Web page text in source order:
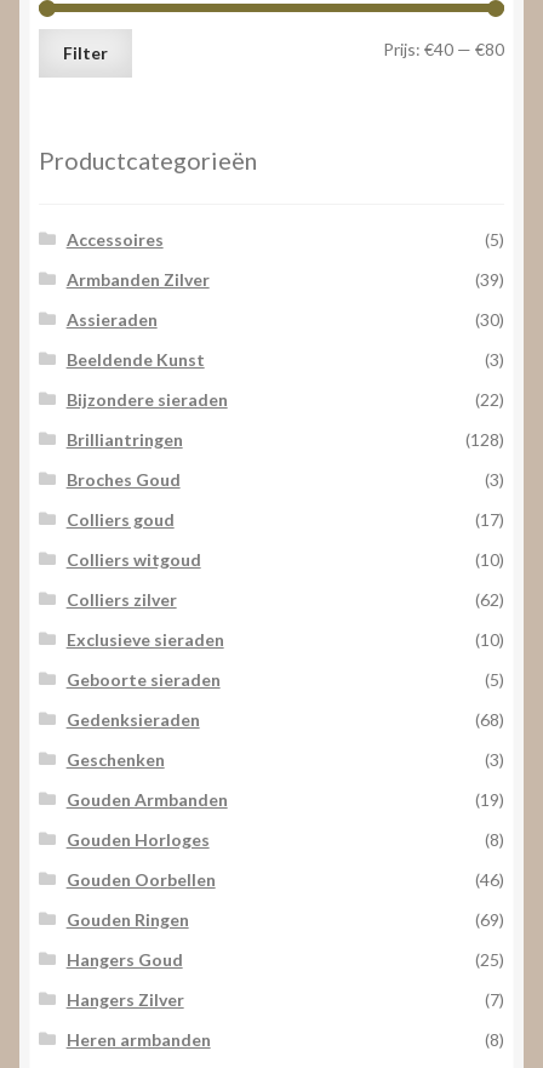
Min.
Max.
Filter Prijs: €40 — €80
Productcategorieën
Accessoires
(5)
Armbanden Zilver
(39)
Assieraden
(30)
Beeldende Kunst
(3)
Bijzondere sieraden
(22)
Brilliantringen
(128)
Broches Goud
(3)
Colliers goud
(17)
Colliers witgoud
(10)
Colliers zilver
(62)
Exclusieve sieraden
(10)
Geboorte sieraden
(5)
Gedenksieraden
(68)
Geschenken
(3)
Gouden Armbanden
(19)
Gouden Horloges
(8)
Gouden Oorbellen
(46)
Gouden Ringen
(69)
Hangers Goud
(25)
Hangers Zilver
(7)
Heren armbanden
(8)